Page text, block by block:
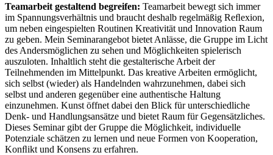
Teamarbeit gestaltend begreifen: Teamarbeit bewegt sich immer
im Spannungsverhältnis und braucht deshalb regelmäßig Reﬂexion,
um neben eingespielten Routinen Kreativität und Innovation Raum
zu geben. Mein Seminarangebot bietet Anlässe, die Gruppe im Licht
des Andersmöglichen zu sehen und Möglichkeiten spielerisch
auszuloten. Inhaltlich steht die gestalterische Arbeit der
Teilnehmenden im Mittelpunkt. Das kreative Arbeiten ermöglicht,
sich selbst (wieder) als Handelnden wahrzunehmen, dabei sich
selbst und anderen gegenüber eine authentische Haltung
einzunehmen. Kunst öffnet dabei den Blick für unterschiedliche
Denk- und Handlungsansätze und bietet Raum für Gegensätzliches.
Dieses Seminar gibt der Gruppe die Möglichkeit, individuelle
Potenziale schätzen zu lernen und neue Formen von Kooperation,
Konﬂikt und Konsens zu erfahren.